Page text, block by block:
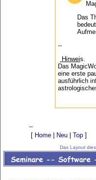
Das
--
Hinweis.
Das
eine erste
ausführlich
--
[ Home| Neu| Top]
Das Layout